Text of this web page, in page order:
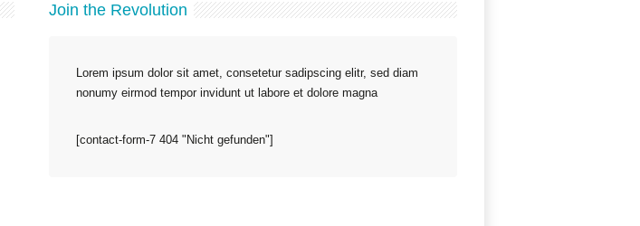
Join the Revolution
Lorem ipsum dolor sit amet, consetetur sadipscing elitr, sed diam
nonumy eirmod tempor invidunt ut labore et dolore magna
[contact-form-7 404 "Nicht gefunden"]